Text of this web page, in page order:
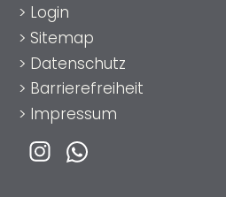
> Login
> Sitemap
> Datenschutz
> Barrierefreiheit
> Impressum